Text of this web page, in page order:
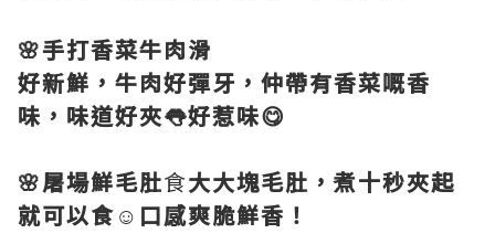
🌸手打香菜牛肉滑
好新鮮，牛肉好彈牙，仲帶有香菜嘅香
味，味道好夾👅好惹味😋
🌸屠場鮮毛肚食大大塊毛肚，煮十秒夾起
就可以食☺️口感爽脆鮮香！